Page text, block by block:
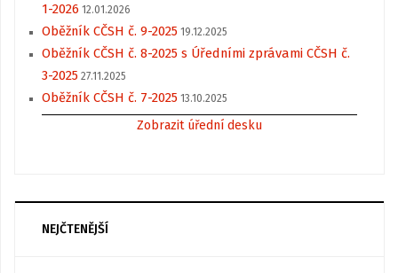
1-2026 12.01.2026
Oběžník CČSH č. 9-2025 19.12.2025
Oběžník CČSH č. 8-2025 s Úředními zprávami CČSH č.
3-2025 27.11.2025
Oběžník CČSH č. 7-2025 13.10.2025
Zobrazit úřední desku
NEJČTENĚJŠÍ